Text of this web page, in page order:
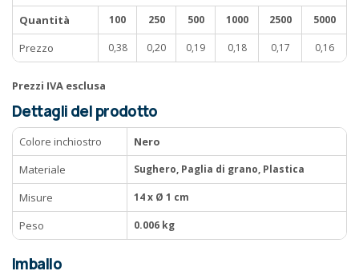
Quantità
100 250 500 1000 2500 5000
Prezzo 0,38 0,20 0,19 0,18 0,17 0,16
Prezzi IVA esclusa
Dettagli del prodotto
Colore inchiostro
Nero
Materiale
Sughero, Paglia di grano, Plastica
Misure 14 x Ø 1 cm
Peso 0.006 kg
Imballo